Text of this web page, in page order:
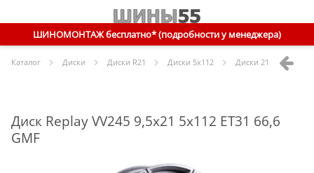
ШИНОМОНТАЖ бесплатно* (подробности у менеджера)
Каталог Диски Диски R21 Диски 5x112 Диски 21 5x112 ET31
Диск Replay VV245 9,5x21 5x112 ET31 66,6
GMF